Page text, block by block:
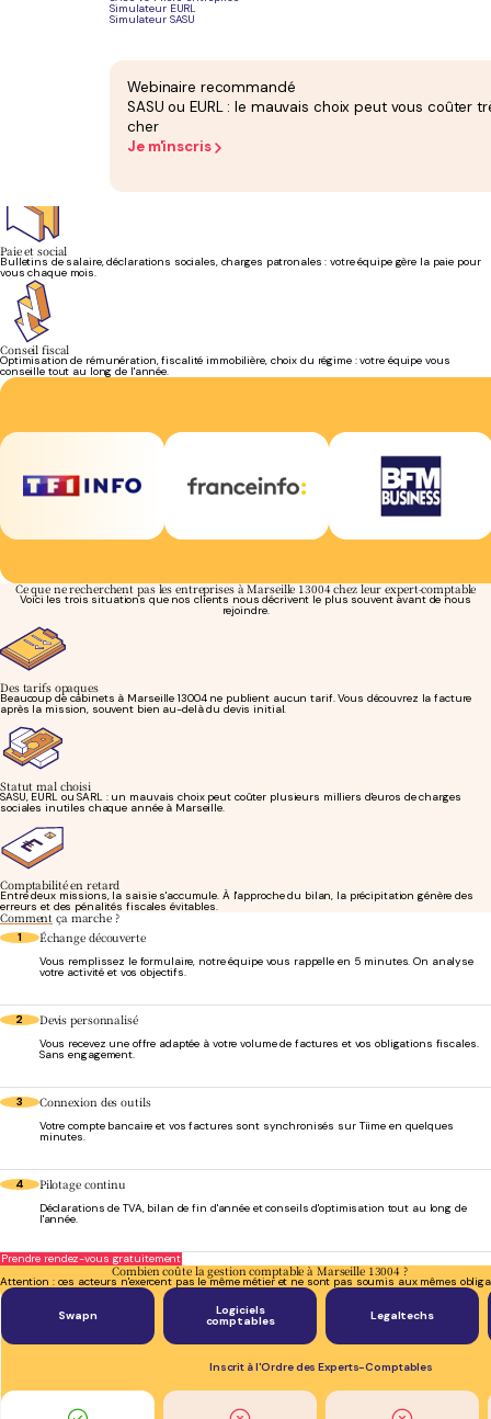
Simulateur EURL
Simulateur SASU
Webinaire recommandé
SASU ou EURL : le mauvais choix peut vous coûter
cher
Je m'inscris
Votre bilan comptable est produit et attesté chaque année. La liasse fiscale est déposée dans
les délais, sans frais supplémentaires.
Paie et social
Bulletins de salaire, déclarations sociales, charges patronales : votre équipe gère la paie pour
vous chaque mois.
Conseil fiscal
Optimisation de rémunération, fiscalité immobilière, choix du régime : votre équipe vous
conseille tout au long de l'année.
Ce que ne recherchent pas les entreprises à Marseille 13004 chez leur expert-comptable
Voici les trois situations que nos clients nous décrivent le plus souvent avant de nous
rejoindre.
Des tarifs opaques
Beaucoup de cabinets à Marseille 13004 ne publient aucun tarif. Vous découvrez la facture
après la mission, souvent bien au-delà du devis initial.
Statut mal choisi
SASU, EURL ou SARL : un mauvais choix peut coûter plusieurs milliers d'euros de charges
sociales inutiles chaque année à Marseille.
Comptabilité en retard
Entre deux missions, la saisie s'accumule. À l'approche du bilan, la précipitation génère des
erreurs et des pénalités fiscales évitables.
Comment ça marche ?
1 Échange découverte
Vous remplissez le formulaire, notre équipe vous rappelle en 5 minutes. On analyse
votre activité et vos objectifs.
2 Devis personnalisé
Vous recevez une offre adaptée à votre volume de factures et vos obligations fiscales.
Sans engagement.
3 Connexion des outils
Votre compte bancaire et vos factures sont synchronisés sur Tiime en quelques
minutes.
4 Pilotage continu
Déclarations de TVA, bilan de fin d'année et conseils d'optimisation tout au long de
l'année.
Prendre rendez-vous gratuitement
Combien coûte la gestion comptable à Marseille 13004 ?
Attention : ces acteurs n'exercent pas le même métier et ne sont pas soumis aux mêmes
Swapn Logiciels
comptables Legaltechs
Inscrit à l'Ordre des Experts-Comptables